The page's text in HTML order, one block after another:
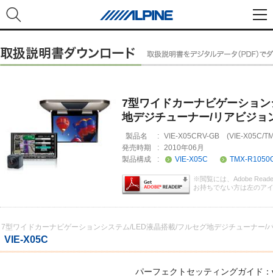
7型ワイドカーナビゲーショ
地デジチューナー/リアビジョ
製品名 : VIE-X05CRV-GB (VIE-X05C/
発売時期
: 2010年06月
製品構成
: VIE-X05C TMX-
※閲覧には、Adobe
お持ちでない方は左のア
7型ワイドカーナビゲーションシステム/LED液晶搭載/フルセグ地デジチューナー/
VIE-X05C
パーフェクトセッティングガイド